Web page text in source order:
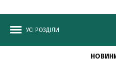
УСІ РОЗДІЛИ